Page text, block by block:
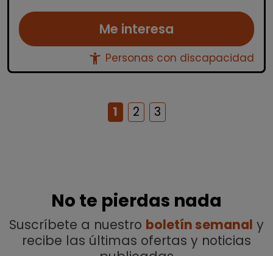
Me interesa
accessibility_new Personas con discapacidad
1 2 3
No te pierdas nada
Suscríbete a nuestro boletín semanal y
recibe las últimas ofertas y noticias